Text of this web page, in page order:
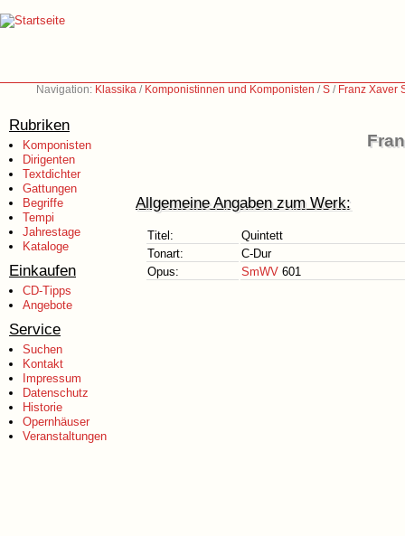
Navigation: Klassika / Komponistinnen und Komponisten /S / Franz Xaver
Rubriken
Komponisten
Dirigenten
Textdichter
Gattungen
Begriffe
Tempi
Jahrestage
Kataloge
Einkaufen
CD-Tipps
Angebote
Service
Suchen
Kontakt
Impressum
Datenschutz
Historie
Opernhäuser
Veranstaltungen
Allgemeine Angaben zum Werk:
Titel:
Quintett
Tonart:
C-Dur
Opus:
SmWV 601